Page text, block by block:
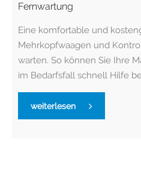
Fernwartung
Eine komfortable und
Mehrkopfwaagen und
warten. So können Sie Ihre
im Bedarfsfall schnell Hilfe
weiterlesen